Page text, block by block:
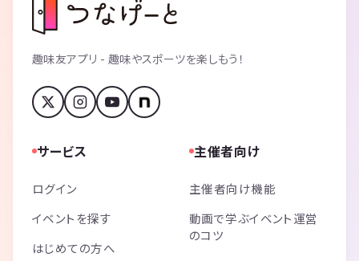
趣味友アプリ - 趣味やスポーツを楽しもう！
サービス
ログイン
イベントを探す
はじめての方へ
主催者向け
主催者向け機能
動画で学ぶイベント運営
のコツ